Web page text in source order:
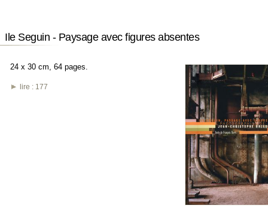
Ile Seguin - Paysage avec figures absentes
24 x 30 cm, 64 pages.
lire : 177